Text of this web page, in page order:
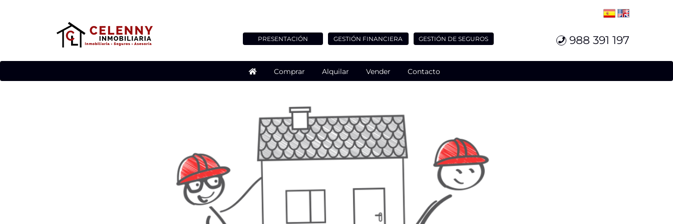
PRESENTACIÓN GESTIÓN FINANCIERA GESTIÓN DE SEGUROS 988 391 197
Comprar Alquilar Vender Contacto